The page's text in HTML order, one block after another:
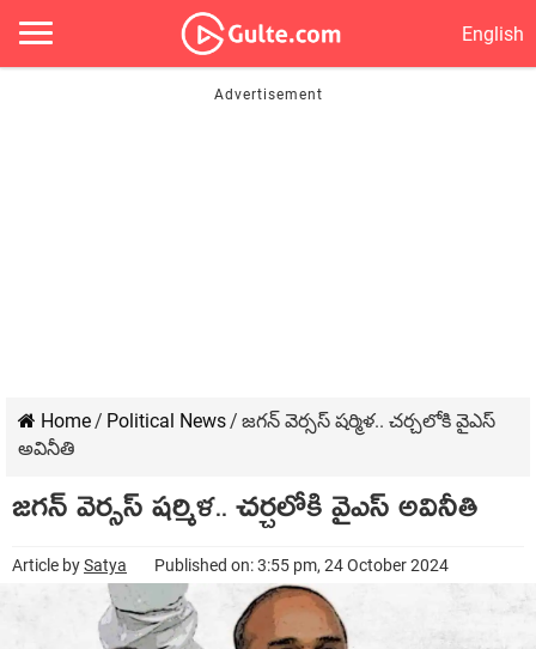
English
Home/ Political News/ జగన్ వెర్సస్ షర్మిళ.. చర్చలోకి వైఎస్
అవినీతి
జగన్ వెర్సస్ షర్మిళ.. చర్చలోకి వైఎస్ అవినీతి
Article bySatya Published on: 3:55 pm, 24 October 2024